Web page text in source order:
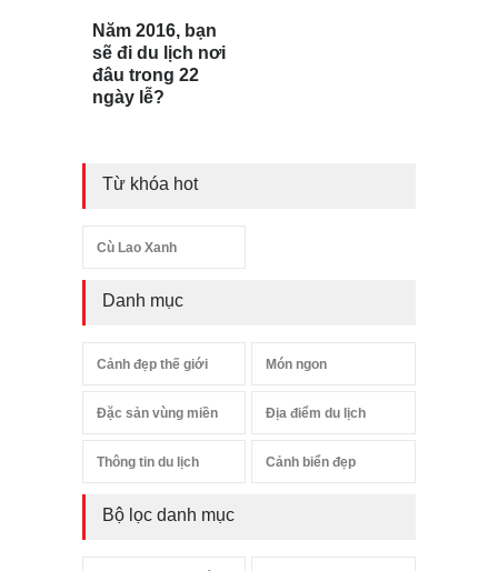
Năm 2016, bạn
sẽ đi du lịch nơi
đâu trong 22
ngày lễ?
Từ khóa hot
Cù Lao Xanh
Danh mục
Cảnh đẹp thế giới Món ngon
Đặc sản vùng miền Địa điểm du lịch
Thông tin du lịch Cảnh biển đẹp
Bộ lọc danh mục